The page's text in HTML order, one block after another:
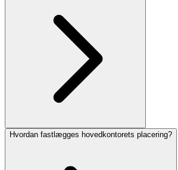
Hvordan fastlægges hovedkontorets placering?